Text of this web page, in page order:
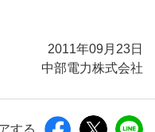
2011年09月23日
中部電力株式会社
する